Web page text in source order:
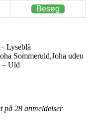
Besøg
Lyseblå
Sommeruld,Joha uden
– Uld
på 28 anmeldelser